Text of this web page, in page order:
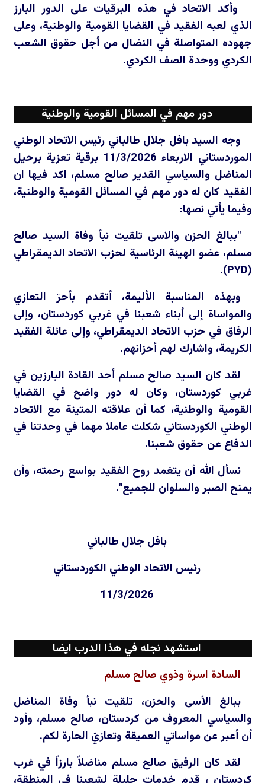
وأكد الاتحاد في هذه البرقيات على الدور البارز
الذي لعبه الفقيد في القضايا القومية والوطنية، وعلى
جهوده المتواصلة في النضال من أجل حقوق الشعب
الكردي ووحدة الصف الكردي.
دور مهم في المسائل القومية والوطنية
وجه السيد بافل جلال طالباني رئيس الاتحاد الوطني
الموردستاني الاربعاء 11/3/2026 برقية تعزية برحيل
المناضل والسياسي القدير صالح مسلم، اكد فيها ان
الفقيد كان له دور مهم في المسائل القومية والوطنية،
وفيما يأتي نصها:
"ببالغ الحزن والاسى تلقيت نبأ وفاة السيد صالح
مسلم، عضو الهيئة الرئاسية لحزب الاتحاد الديمقراطي
(
PYD
).
وبهذه المناسبة الأليمة، أتقدم بأحرّ التعازي
والمواساة إلى أبناء شعبنا في غربي كوردستان، وإلى
الرفاق في حزب الاتحاد الديمقراطي، وإلى عائلة الفقيد
الكريمة، واشارك لهم أحزانهم.
لقد كان السيد صالح مسلم أحد القادة البارزين في
غربي كوردستان، وكان له دور واضح في القضايا
القومية والوطنية، كما أن علاقته المتينة مع الاتحاد
الوطني الكوردستاني شكلت عاملا مهما في وحدتنا في
الدفاع عن حقوق شعبنا.
نسأل الله أن يتغمد روح الفقيد بواسع رحمته، وأن
يمنح الصبر والسلوان للجميع".
بافل جلال طالباني
رئيس الاتحاد الوطني الكوردستاني
11/3/2026
استشهد نجله في هذا الدرب ايضا
السادة اسرة وذوي صالح مسلم
ببالغ الأسى والحزن، تلقيت نبأ وفاة المناضل
والسياسي المعروف من كردستان، صالح مسلم، وأود
أن أعبر عن مواساتي العميقة وتعازيّ الحارة لكم.
لقد كان الرفيق صالح مسلم مناضلاً بارزاً في غرب